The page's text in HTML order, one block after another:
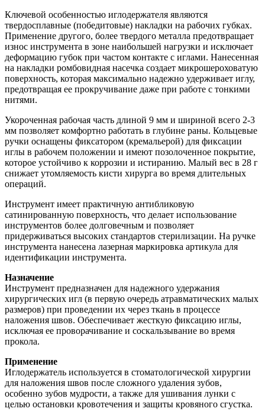
Ключевой особенностью иглодержателя являются
твердосплавные (победитовые) накладки на рабочих губках.
Применение другого, более твердого металла предотвращает
износ инструмента в зоне наибольшей нагрузки и исключает
деформацию губок при частом контакте с иглами. Нанесенная
на накладки ромбовидная насечка создает микрошероховатую
поверхность, которая максимально надежно удерживает иглу,
предотвращая ее прокручивание даже при работе с тонкими
нитями.
Укороченная рабочая часть длиной 9 мм и шириной всего 2-3
мм позволяет комфортно работать в глубине раны. Кольцевые
ручки оснащены фиксатором (кремальерой) для фиксации
иглы в рабочем положении и имеют позолоченное покрытие,
которое устойчиво к коррозии и истиранию. Малый вес в 28 г
снижает утомляемость кисти хирурга во время длительных
операций.
Инструмент имеет практичную антибликовую
сатинированную поверхность, что делает использование
инструментов более долговечным и позволяет
придерживаться высоких стандартов стерилизации. На ручке
инструмента нанесена лазерная маркировка артикула для
идентификации инструмента.
Назначение
Инструмент предназначен для надежного удержания
хирургических игл (в первую очередь атравматических малых
размеров) при проведении их через ткань в процессе
наложения швов. Обеспечивает жесткую фиксацию иглы,
исключая ее проворачивание и соскальзывание во время
прокола.
Применение
Иглодержатель используется в стоматологической хирургии
для наложения швов после сложного удаления зубов,
особенно зубов мудрости, а также для ушивания лунки с
целью остановки кровотечения и защиты кровяного сгустка.